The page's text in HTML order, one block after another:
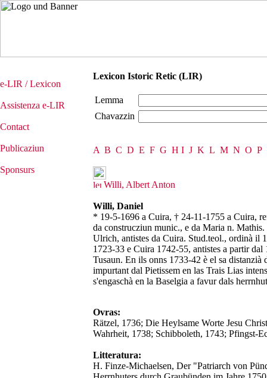
e-LIR / Lexicon
Assistenza e-LIR
Contact
Publicaziun
Sponsurs
Lexicon Istoric Retic (LIR)
Lemma
Chavazzin
A B C D E F G H I J K L M N O P
Willi, Albert Anton
Willi, Daniel
* 19-5-1696 a Cuira, † 24-11-1755 a Cuira,
da construcziun munic., e da Maria n.
Ulrich, antistes da Cuira. Stud.teol., ordinà il
1723-33 e Cuira 1742-55, antistes a partir
Tusaun. En ils onns 1733-42 è el sa distanzià
impurtant dal Pietissem en las Trais Lias
s'engaschà en la Baselgia a favur dals
Ovras:
Rätzel, 1736; Die Heylsame Worte Jesu
Wahrheit, 1738; Schibboleth, 1743; Pfingst-
Litteratura:
H. Finze-Michaelsen, Der "Patriarch von